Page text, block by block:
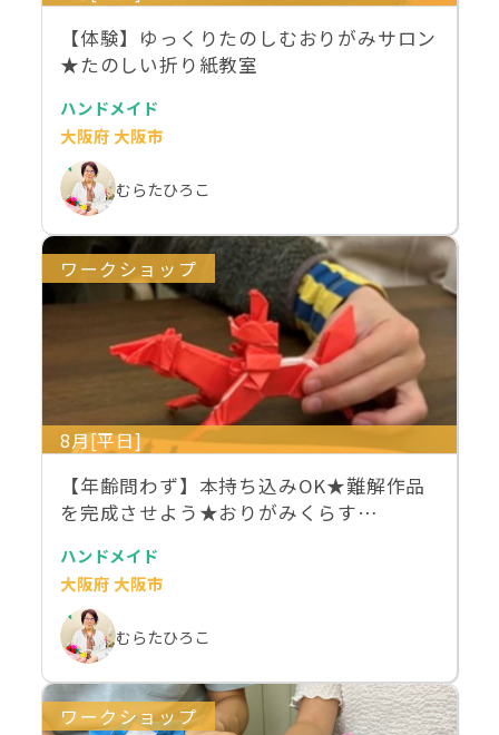
【体験】ゆっくりたのしむおりがみサロン
★たのしい折り紙教室
ハンドメイド
大阪府 大阪市
むらたひろこ
ワークショップ
8月[平日]
【年齢問わず】本持ち込みOK★難解作品
を完成させよう★おりがみくらす…
ハンドメイド
大阪府 大阪市
むらたひろこ
ワークショップ